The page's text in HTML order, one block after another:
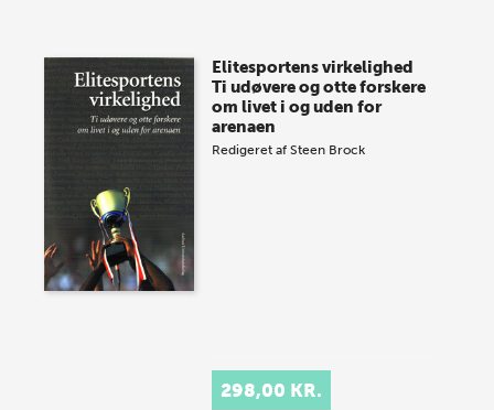
Elitesportens virkelighed
Ti udøvere og otte forskere
om livet i og uden for
arenaen
Redigeret afSteen Brock
298,00 KR.